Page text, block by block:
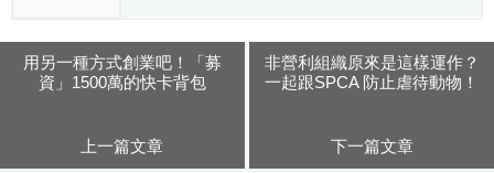
用另一種方式創業吧！「募
資」1500萬的快卡背包
上一篇文章
非營利組織原來是這樣運作？
一起跟SPCA 防止虐待動物！
下一篇文章